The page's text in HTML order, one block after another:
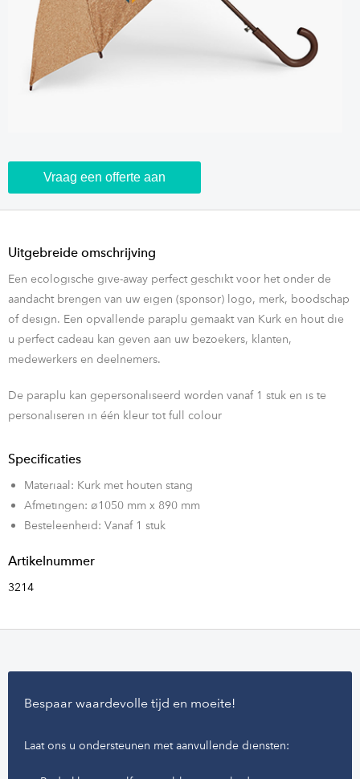
Vraag een offerte aan
Uitgebreide omschrijving
Een ecologische give-away perfect geschikt voor het onder de
aandacht brengen van uw eigen (sponsor) logo, merk, boodschap
of design. Een opvallende paraplu gemaakt van Kurk en hout die
u perfect cadeau kan geven aan uw bezoekers, klanten,
medewerkers en deelnemers.
De paraplu kan gepersonaliseerd worden vanaf 1 stuk en is te
personaliseren in één kleur tot full colour
Specificaties
Materiaal: Kurk met houten stang
Afmetingen: ø1050 mm x 890 mm
Besteleenheid: Vanaf 1 stuk
Artikelnummer
3214
Bespaar waardevolle tijd en moeite!
Laat ons u ondersteunen met aanvullende diensten: